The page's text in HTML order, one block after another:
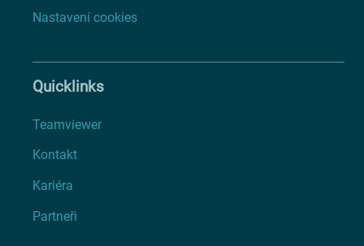
Nastavení cookies
Quicklinks
Teamviewer
Kontakt
Kariéra
Partneři